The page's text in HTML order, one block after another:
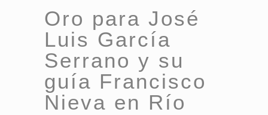
Oro para José
Luis García
Serrano y su
guía Francisco
Nieva en Río